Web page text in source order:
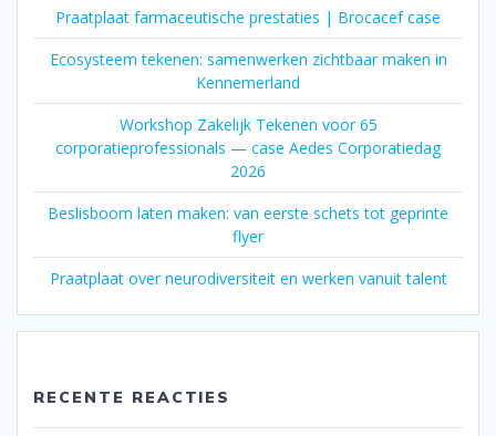
Praatplaat farmaceutische prestaties | Brocacef case
Ecosysteem tekenen: samenwerken zichtbaar maken in
Kennemerland
Workshop Zakelijk Tekenen voor 65
corporatieprofessionals — case Aedes Corporatiedag
2026
Beslisboom laten maken: van eerste schets tot geprinte
flyer
Praatplaat over neurodiversiteit en werken vanuit talent
RECENTE REACTIES